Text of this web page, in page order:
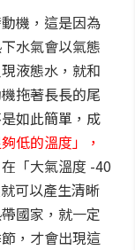
機，這是因為
水氣會以氣態
液態水，就和
拖著長長的尾
如此簡單，成
低的溫度」，
「大氣溫度 -40
可以產生清晰
國家，就一定
，才會出現這